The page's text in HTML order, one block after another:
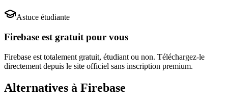
Astuce étudiante
Firebase est gratuit pour vous
Firebase est totalement gratuit, étudiant ou non. Téléchargez-le
directement depuis le site officiel sans inscription premium.
Alternatives à Firebase